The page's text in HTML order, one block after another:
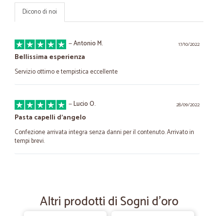
Dicono di noi
17/10/2022
—Antonio M.
Bellissima esperienza
Servizio ottimo e tempistica eccellente
28/09/2022
—Lucio O.
Pasta capelli d'angelo
Confezione arrivata integra senza danni per il contenuto. Arrivato in
tempi brevi.
Il prodotto è giunto freschissimo con auto frigo; l’autista ha chiamato
per assincerarsi che ci fosse qualcuno a ritirare la merce.Il tutto è
Altri prodotti di Sogni d'oro